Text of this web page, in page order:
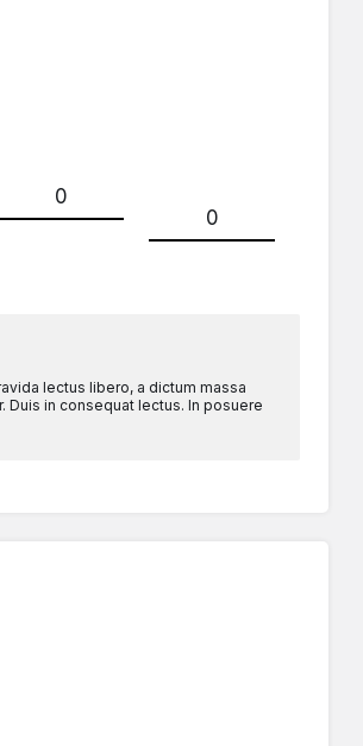
0
0
lectus libero, a dictum massa
Duis in consequat lectus. In posuere